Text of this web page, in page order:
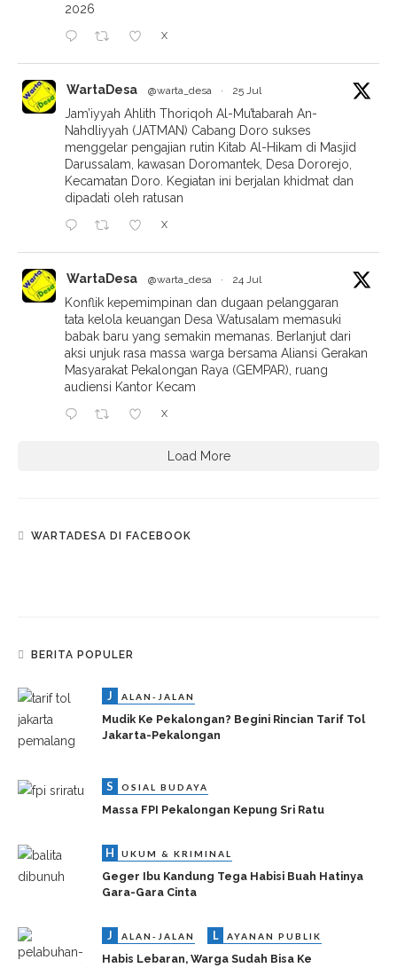
2026
X
WartaDesa @warta_desa · 25 Jul
Jam’iyyah Ahlith Thoriqoh Al-Mu’tabarah An-
Nahdliyyah (JATMAN) Cabang Doro sukses
menggelar pengajian rutin Kitab Al-Hikam di Masjid
Darussalam, kawasan Doromantek, Desa Dororejo,
Kecamatan Doro. Kegiatan ini berjalan khidmat dan
dipadati oleh ratusan
X
WartaDesa @warta_desa · 24 Jul
Konflik kepemimpinan dan dugaan pelanggaran
tata kelola keuangan Desa Watusalam memasuki
babak baru yang semakin memanas. Berlanjut dari
aksi unjuk rasa massa warga bersama Aliansi Gerakan
Masyarakat Pekalongan Raya (GEMPAR), ruang
audiensi Kantor Kecam
X
Load More
WARTADESA DI FACEBOOK
BERITA POPULER
J ALAN-JALAN
Mudik Ke Pekalongan? Begini Rincian Tarif Tol
Jakarta-Pekalongan
S OSIAL BUDAYA
Massa FPI Pekalongan Kepung Sri Ratu
H UKUM & KRIMINAL
Geger Ibu Kandung Tega Habisi Buah Hatinya
Gara-Gara Cinta
J ALAN-JALAN L AYANAN PUBLIK
Habis Lebaran, Warga Sudah Bisa Ke